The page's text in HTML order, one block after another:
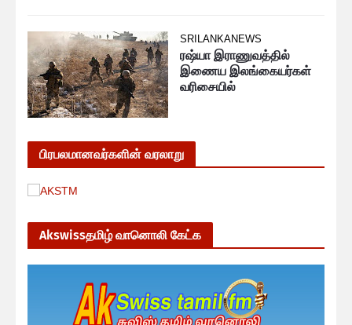
SRILANKANEWS
ரஷ்யா இராணுவத்தில்
இணைய இலங்கையர்கள்
வரிசையில்
பிரபலமானவர்களின் வரலாறு
Akswissதமிழ் வானொலி கேட்க